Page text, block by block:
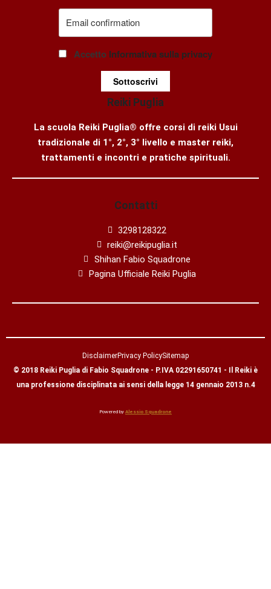
Accetto Informativa sulla privacy
Sottoscrivi
Reiki Puglia
La scuola Reiki Puglia® offre corsi di reiki Usui
tradizionale di 1°, 2°, 3° livello e master reiki,
trattamenti e incontri e pratiche spirituali.
Contatti
3298128322
reiki@reikipuglia.it
Shihan Fabio Squadrone
Pagina Ufficiale Reiki Puglia
DisclaimerPrivacy PolicySitemap
© 2018 Reiki Puglia di Fabio Squadrone - P.IVA 02291650741 - Il Reiki è
una professione disciplinata ai sensi della legge 14 gennaio 2013 n.4
Powered by Alessio Squadrone